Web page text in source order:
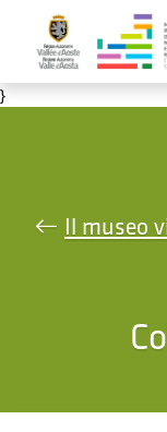
Salta al contenuto
}
Il museo